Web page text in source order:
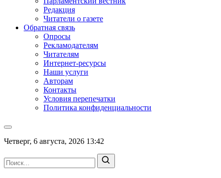
Редакция
Читатели о газете
Обратная связь
Опросы
Рекламодателям
Читателям
Интернет-ресурсы
Наши услуги
Авторам
Контакты
Условия перепечатки
Политика конфиденциальности
Четверг, 6 августа, 2026 13:42